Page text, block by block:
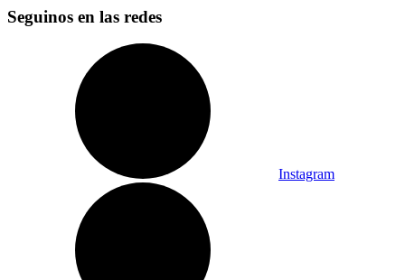
Seguinos en las redes
Instagram